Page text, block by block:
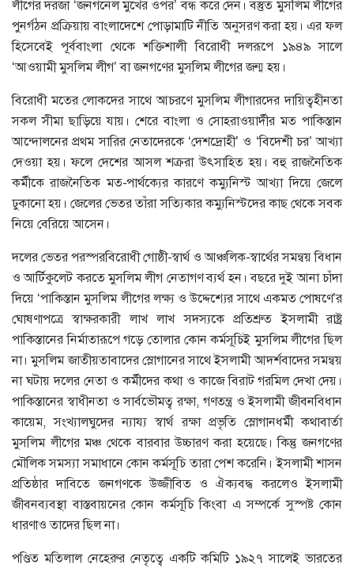
লীগের দরজা ‘জনগনেল মুখের ওপর’ বন্ধ করে দেন। বস্তুত মুসলিম লীগের
পুনর্গঠন প্রক্রিয়ায় বাংলাদেশে পোড়ামাটি নীতি অনুসরণ করা হয়। এর ফল
হিসেবেই পূর্ববাংলা থেকে শক্তিশালী বিরোধী দলরূপে ১৯৪৯ সালে
‘আওয়ামী মুসলিম লীগ’ বা জনগণের মুসলিম লীগের জন্ম হয়।
বিরোধী মতের লোকদের সাথে আচরণে মুসলিম লীগারদের দায়িত্বহীনতা
সকল সীমা ছাড়িয়ে যায়। শেরে বাংলা ও সোহরাওয়ার্দীর মত পাকিস্তান
আন্দোলনের প্রথম সারির নেতাদেরকে ‘দেশদ্রোহী’ ও ‘বিদেশী চর’ আখ্যা
দেওয়া হয়। ফলে দেশের আসল শক্ররা উৎসাহিত হয়। বহু রাজনৈতিক
কর্মীকে রাজনৈতিক মত-পার্থক্যের কারণে কম্যুনিস্ট আখ্যা দিয়ে জেলে
ঢুকানো হয়। জেলের ভেতর তাঁরা সত্যিকার কম্যুনিস্টদের কাছ থেকে সবক
নিয়ে বেরিয়ে আসেন।
দলের ভেতর পরস্পরবিরোধী গোষ্ঠী-স্বার্থ ও আঞ্চলিক-স্বার্থের সমন্বয় বিধান
ও আর্টিকুলেট করতে মুসলিম লীগ নেতাগণ ব্যর্থ হন। বছরে দুই আনা চাঁদা
দিয়ে ‘পাকিস্তান মুসলিম লীগের লক্ষ্য ও উদ্দেশ্যের সাথে একমত পোষণে’র
ঘোষণাপত্রে স্বাক্ষরকারী লাখ লাখ সদস্যকে প্রতিশ্রুত ইসলামী রাষ্ট্র
পাকিস্তানের নির্মাতারূপে গড়ে তোলার কোন কর্মসূচিই মুসলিম লীগের ছিল
না। মুসলিম জাতীয়তাবাদের স্লোগানের সাথে ইসলামী আদর্শবাদের সমন্বয়
না ঘটায় দলের নেতা ও কর্মীদের কথা ও কাজে বিরাট গরমিল দেখা দেয়।
পাকিস্তানের স্বাধীনতা ও সার্বভৌমত্ব রক্ষা, গণতন্ত্র ও ইসলামী জীবনবিধান
কায়েম, সংখ্যালঘুদের ন্যায্য স্বার্থ রক্ষা প্রভৃতি স্লোগানধর্মী কথাবার্তা
মুসলিম লীগের মঞ্চ থেকে বারবার উচ্চারণ করা হয়েছে। কিন্তু জনগণের
মৌলিক সমস্যা সমাধানে কোন কর্মসূচি তারা পেশ করেনি। ইসলামী শাসন
প্রতিষ্ঠার দাবিতে জনগণকে উজ্জীবিত ও ঐক্যবদ্ধ করলেও ইসলামী
জীবনব্যবস্থা বাস্তবায়নের কোন কর্মসূচি কিংবা এ সম্পর্কে সুস্পষ্ট কোন
ধারণাও তাদের ছিল না।
পণ্ডিত মতিলাল নেহেরুর নেতৃত্বে একটি কমিটি ১৯২৭ সালেই ভারতের